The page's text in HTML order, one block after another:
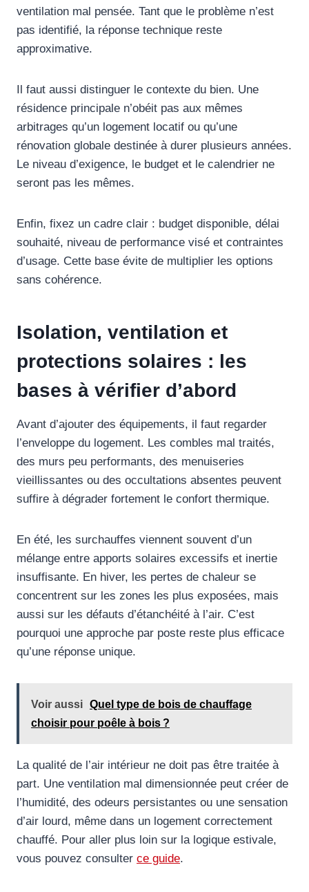
ventilation mal pensée. Tant que le problème n’est
pas identifié, la réponse technique reste
approximative.
Il faut aussi distinguer le contexte du bien. Une
résidence principale n’obéit pas aux mêmes
arbitrages qu’un logement locatif ou qu’une
rénovation globale destinée à durer plusieurs années.
Le niveau d’exigence, le budget et le calendrier ne
seront pas les mêmes.
Enfin, fixez un cadre clair : budget disponible, délai
souhaité, niveau de performance visé et contraintes
d’usage. Cette base évite de multiplier les options
sans cohérence.
Isolation, ventilation et
protections solaires : les
bases à vérifier d’abord
Avant d’ajouter des équipements, il faut regarder
l’enveloppe du logement. Les combles mal traités,
des murs peu performants, des menuiseries
vieillissantes ou des occultations absentes peuvent
suffire à dégrader fortement le confort thermique.
En été, les surchauffes viennent souvent d’un
mélange entre apports solaires excessifs et inertie
insuffisante. En hiver, les pertes de chaleur se
concentrent sur les zones les plus exposées, mais
aussi sur les défauts d’étanchéité à l’air. C’est
pourquoi une approche par poste reste plus efficace
qu’une réponse unique.
Voir aussi Quel type de bois de chauffage
choisir pour poêle à bois ?
La qualité de l’air intérieur ne doit pas être traitée à
part. Une ventilation mal dimensionnée peut créer de
l’humidité, des odeurs persistantes ou une sensation
d’air lourd, même dans un logement correctement
chauffé. Pour aller plus loin sur la logique estivale,
vous pouvez consulter ce guide.